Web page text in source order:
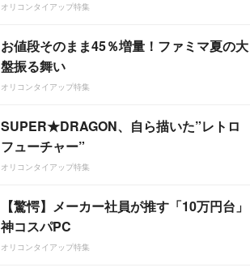
オリコンタイアップ特集
お値段そのまま45％増量！ファミマ夏の大
盤振る舞い
オリコンタイアップ特集
SUPER★DRAGON、自ら描いた”レトロ
フューチャー”
オリコンタイアップ特集
【驚愕】メーカー社員が推す「10万円台」
神コスパPC
オリコンタイアップ特集